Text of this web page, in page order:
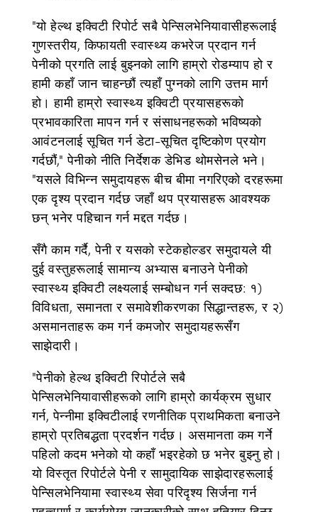
"यो हेल्थ इक्विटी रिपोर्ट सबै पेन्सिलभेनियावासीहरूलाई
गुणस्तरीय, किफायती स्वास्थ्य कभरेज प्रदान गर्न
पेनीको प्रगति लाई बुझ्नको लागि हाम्रो रोडम्याप हो र
हामी कहाँ जान चाहन्छौं त्यहाँ पुग्नको लागि उत्तम मार्ग
हो। हामी हाम्रो स्वास्थ्य इक्विटी प्रयासहरूको
प्रभावकारिता मापन गर्न र संसाधनहरूको भविष्यको
आवंटनलाई सूचित गर्न डेटा-सूचित दृष्टिकोण प्रयोग
गर्दछौं," पेनीको नीति निर्देशक डेभिड थोमसेनले भने।
"यसले विभिन्न समुदायहरू बीच बीमा नगरिएको दरहरूमा
एक दृश्य प्रदान गर्दछ जहाँ थप प्रयासहरू आवश्यक
छन् भनेर पहिचान गर्न मद्दत गर्दछ।
सँगै काम गर्दै, पेनी र यसको स्टेकहोल्डर समुदायले यी
दुई वस्तुहरूलाई सामान्य अभ्यास बनाउने पेनीको
स्वास्थ्य इक्विटी लक्ष्यलाई सम्बोधन गर्न सक्दछ: १)
विविधता, समानता र समावेशीकरणका सिद्धान्तहरू, र २)
असमानताहरू कम गर्न कमजोर समुदायहरूसँग
साझेदारी।
"पेनीको हेल्थ इक्विटी रिपोर्टले सबै
पेन्सिलभेनियावासीहरूको लागि हाम्रो कार्यक्रम सुधार
गर्न, पेन्नीमा इक्विटीलाई रणनीतिक प्राथमिकता बनाउने
हाम्रो प्रतिबद्धता प्रदर्शन गर्दछ। असमानता कम गर्ने
पहिलो कदम भनेको यो कहाँ भइरहेको छ भनेर बुझ्नु हो।
यो विस्तृत रिपोर्टले पेनी र सामुदायिक साझेदारहरूलाई
पेन्सिलभेनियामा स्वास्थ्य सेवा परिदृश्य सिर्जना गर्न